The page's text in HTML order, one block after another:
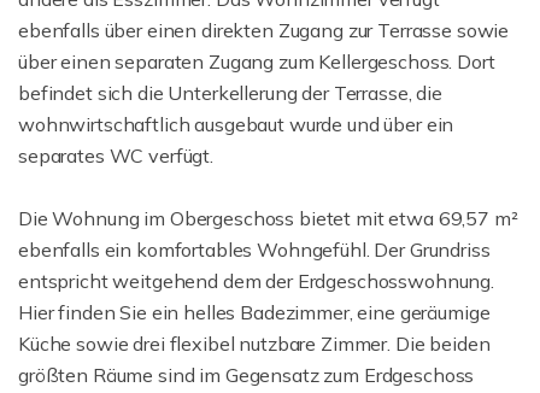
ebenfalls über einen direkten Zugang zur Terrasse sowie
über einen separaten Zugang zum Kellergeschoss. Dort
befindet sich die Unterkellerung der Terrasse, die
wohnwirtschaftlich ausgebaut wurde und über ein
separates WC verfügt.
Die Wohnung im Obergeschoss bietet mit etwa 69,57 m²
ebenfalls ein komfortables Wohngefühl. Der Grundriss
entspricht weitgehend dem der Erdgeschosswohnung.
Hier finden Sie ein helles Badezimmer, eine geräumige
Küche sowie drei flexibel nutzbare Zimmer. Die beiden
größten Räume sind im Gegensatz zum Erdgeschoss